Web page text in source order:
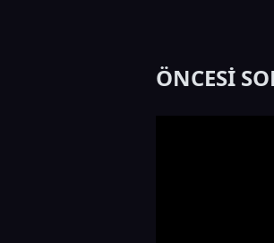
ÖNCESİ